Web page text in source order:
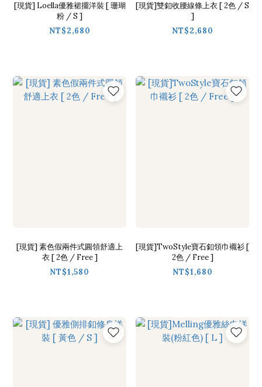
[現貨] Loella優雅裙擺洋裝 [ 珊瑚
粉 / S ]
NT$2,680
[現貨]雙釦收腰線條上衣 [ 2色 / S
]
NT$2,680
[現貨] 素色假兩件式圓領舒適上
衣 [ 2色 / Free ]
NT$1,580
[現貨]TwoStyle寶石釦領巾襯衫 [
2色 / Free ]
NT$1,680